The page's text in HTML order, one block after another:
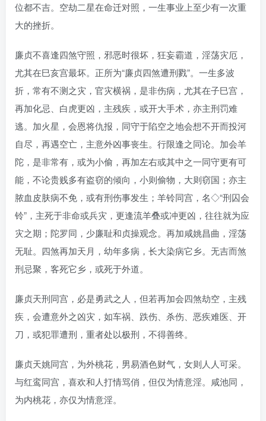
位都不吉。空劫二星在命迁对照，一生事业上至少有一次重
大的挫折。
廉贞不喜逢四煞守照，邪恶时很坏，狂妄霸道，淫荡灾厄，
尤其在巳亥宫最坏。正所为“廉贞四煞遭刑戮”。一生多波
折，常有不测之灾，官灾横祸，是非伤病，尤其在子巳宫，
再加化忌、白虎更凶，主残疾，或开大手术，亦主刑罚难
逃。加火星，会恩将仇报，同守于陷空之地会想不开而投河
自尽，再遇空亡，主意外凶事丧生。行限逢之同论。加会羊
陀，是非常有，或为小偷，再加左右或其中之一同守更有可
能，不论贵贱多有盗窃的倾向，小则偷物，大则窃国；亦主
脓血皮肤病不免，或有刑伤事发生；羊铃同宫，名◇“刑囚会
铃”，主死于非命或兵灾，更逢流羊叠或冲更凶，往往就为应
灾之期；陀罗同，少廉耻和贞操观念。再加咸姚昌曲，淫荡
无耻。四煞再加天月，幼年多病，长大染病它乡。无吉而煞
刑忌聚，客死它乡，或死于外道。
廉贞天刑同宫，必是勇武之人，但若再加会四煞劫空，主残
疾，会遭意外之凶灾，如车祸、跌伤、杀伤、恶疾难医、开
刀，或犯罪遭刑，重者处以极刑，不得善终。
廉贞天姚同宫，为外桃花，男易酒色财气，女则人人可采。
与红鸾同宫，喜欢和人打情骂俏，但仅为情意淫。咸池同，
为内桃花，亦仅为情意淫。